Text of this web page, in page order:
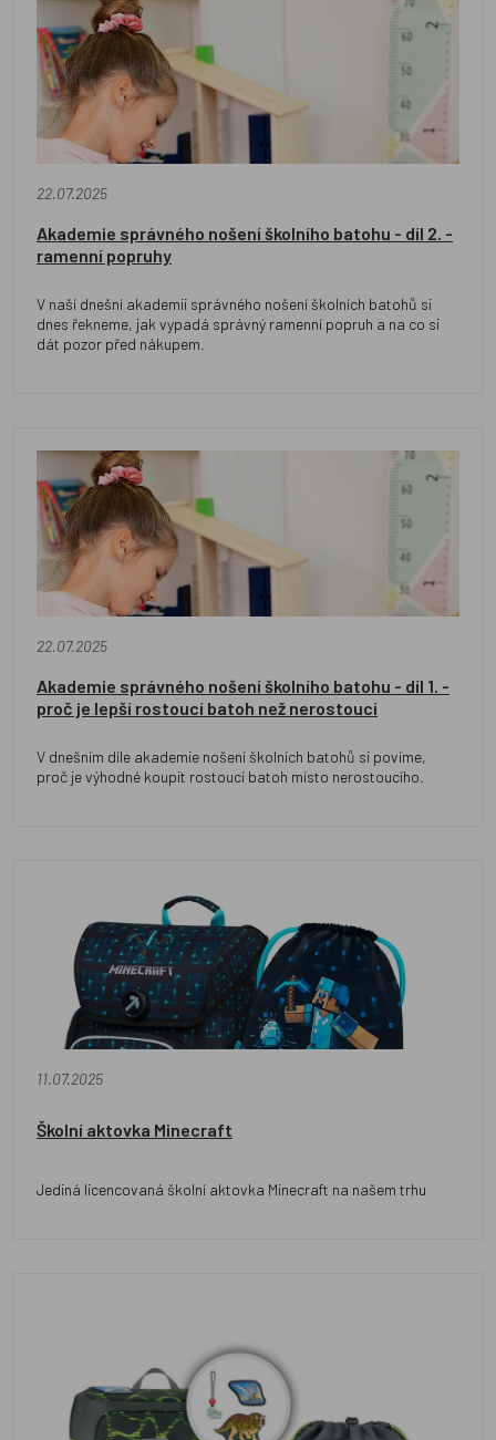
22.07.2025
Akademie správného nošení školního batohu - díl 2. -
ramenní popruhy
V naší dnešní akademii správného nošení školních batohů si
dnes řekneme, jak vypadá správný ramenní popruh a na co si
dát pozor před nákupem.
22.07.2025
Akademie správného nošení školního batohu - díl 1. -
proč je lepší rostoucí batoh než nerostoucí
V dnešním díle akademie nošení školních batohů si povíme,
proč je výhodné koupit rostoucí batoh místo nerostoucího.
11.07.2025
Školní aktovka Minecraft
Jediná licencovaná školní aktovka Minecraft na našem trhu